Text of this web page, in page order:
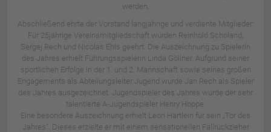
werden.
Abschließend ehrte der Vorstand langjährige und verdiente Mitglieder:
Für 25jährige Vereinsmitgliedschaft wurden Reinhold Scholand,
Sergej Rech und Nicolas Ehls geehrt. Die Auszeichnung zu Spielerin
des Jahres erhielt Führungsspielerin Linda Göllner. Aufgrund seiner
sportlichen Erfolge in der 1. und 2. Mannschaft sowie seines großen
Engagements als Abteilungsleiter Jugend wurde Jan Rech als Spieler
des Jahres ausgezeichnet. Jugendspieler des Jahres wurde der sehr
talentierte A-Jugendspieler Henry Hoppe.
Eine besondere Auszeichnung erhielt Leon Härtlein für sein „Tor des
Jahres“. Dieses erzielte er mit einem sensationellen Fallrückzieher